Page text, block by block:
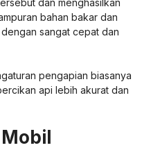
dan menghasilkan
bahan bakar dan
sangat cepat dan
pengapian biasanya
api lebih akurat dan